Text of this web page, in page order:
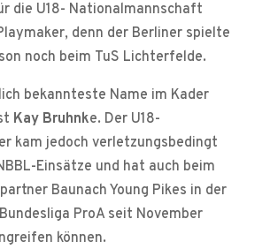
die U18- Nationalmannschaft
denn der Berliner spielte
noch beim TuS Lichterfelde.
bekannteste Name im Kader
Kay Bruhnke. Der U18-
kam jedoch verletzungsbedingt
Einsätze und hat auch beim
Baunach Young Pikes in der
ProA seit November
können.